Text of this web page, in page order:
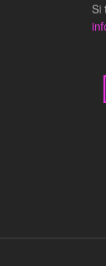
Si